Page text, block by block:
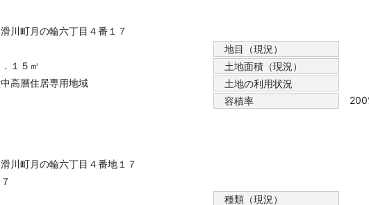
川町月の輪六丁目４番１７
地目（現況）
１５㎡
土地面積（現況）
高層住居専用地域
土地の利用状況
容積率
川町月の輪六丁目４番地１７
種類（現況）